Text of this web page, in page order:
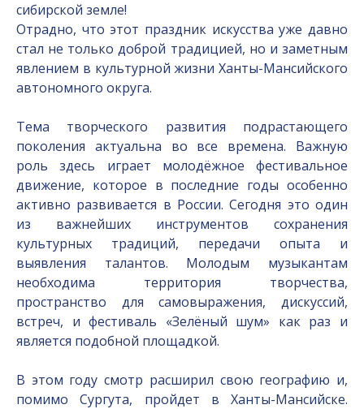
сибирской земле!
Отрадно, что этот праздник искусства уже давно
стал не только доброй традицией, но и заметным
явлением в культурной жизни Ханты-Мансийского
автономного округа.
Тема творческого развития подрастающего
поколения актуальна во все времена. Важную
роль здесь играет молодёжное фестивальное
движение, которое в последние годы особенно
активно развивается в России. Сегодня это один
из важнейших инструментов сохранения
культурных традиций, передачи опыта и
выявления талантов. Молодым музыкантам
необходима территория творчества,
пространство для самовыражения, дискуссий,
встреч, и фестиваль «Зелёный шум» как раз и
является подобной площадкой.
В этом году смотр расширил свою географию и,
помимо Сургута, пройдет в Ханты-Мансийске.